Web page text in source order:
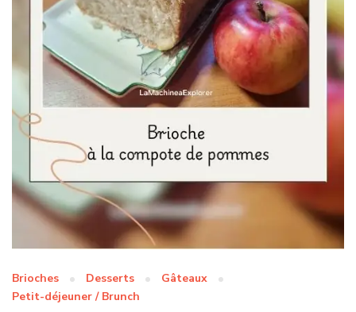
Brioches Desserts
Gâteaux
Petit-déjeuner / Brunch